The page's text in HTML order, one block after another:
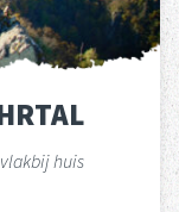
huis